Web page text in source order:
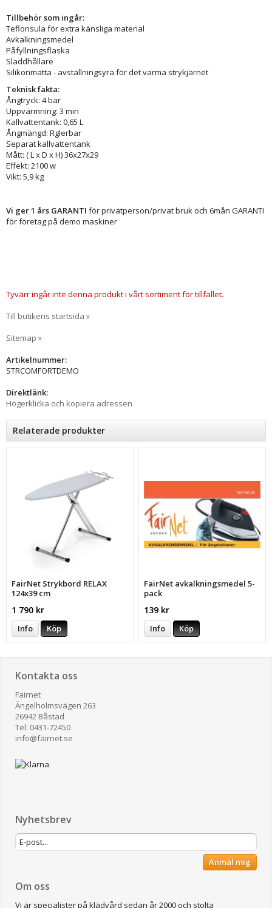
Tillbehör som ingår:
Teflonsula för extra känsliga material
Avkalkningsmedel
Påfyllningsflaska
Sladdhållare
Silikonmatta - avställningsyra för det varma strykjärnet
Teknisk fakta:
Ångtryck: 4 bar
Uppvärmning: 3 min
Kallvattentank: 0,65 L
Ångmängd: Rglerbar
Separat kallvattentank
Mått: ( L x D x H) 36x27x29
Effekt: 2100 w
Vikt: 5,9 kg
Vi ger 1 års GARANTI för privatperson/privat bruk och 6mån GARANTI
för företag på demo maskiner
Tyvärr ingår inte denna produkt i vårt sortiment för tillfället.
Till butikens startsida »
Sitemap »
Artikelnummer:
STRCOMFORTDEMO
Direktlänk:
Högerklicka och kopiera adressen
Relaterade produkter
FairNet Strykbord RELAX
124x39 cm
1 790 kr
Info Köp
FairNet avkalkningsmedel 5-
pack
139 kr
Info Köp
Kontakta oss
Fairnet
Ängelholmsvägen 263
26942 Båstad
Tel: 0431-72450
​info@fairnet.se
Nyhetsbrev
Anmäl mig
Om oss
Vi är specialister på klädvård sedan år 2000 och stolta